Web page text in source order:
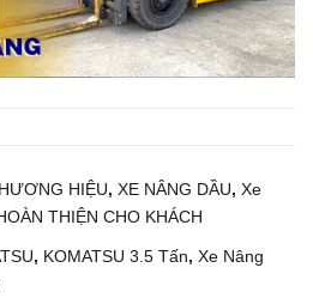
HIỆU, XE NÂNG DẦU, Xe
THIỆN CHO KHÁCH
, KOMATSU 3.5 Tấn, Xe Nâng